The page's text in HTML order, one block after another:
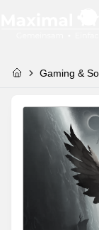
Gaming &